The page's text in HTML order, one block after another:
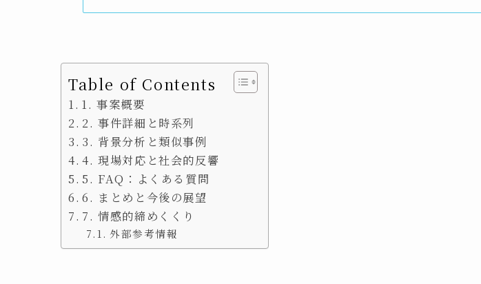
Table of Contents
1. 事案概要
2. 事件詳細と時系列
3. 背景分析と類似事例
4. 現場対応と社会的反響
5. FAQ：よくある質問
6. まとめと今後の展望
7. 情感的締めくくり
外部参考情報